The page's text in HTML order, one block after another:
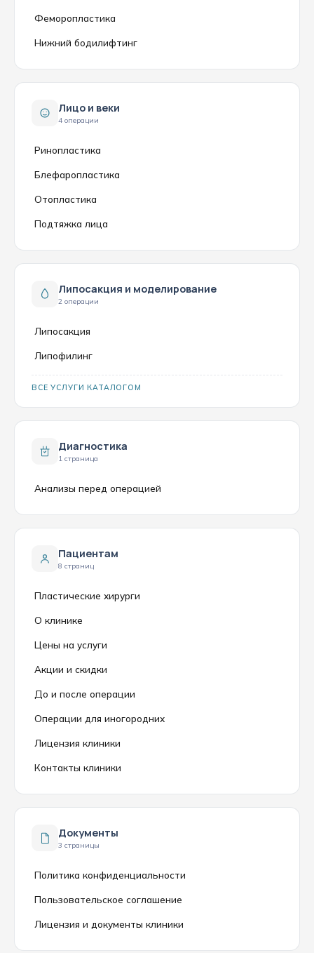
Феморопластика
Нижний бодилифтинг
Лицо и веки
4 операции
Ринопластика
Блефаропластика
Отопластика
Подтяжка лица
Липосакция и моделирование
2 операции
Липосакция
Липофилинг
ВСЕ УСЛУГИ КАТАЛОГОМ
Диагностика
1 страница
Анализы перед операцией
Пациентам
8 страниц
Пластические хирурги
О клинике
Цены на услуги
Акции и скидки
До и после операции
Операции для иногородних
Лицензия клиники
Контакты клиники
Документы
3 страницы
Политика конфиденциальности
Пользовательское соглашение
Лицензия и документы клиники